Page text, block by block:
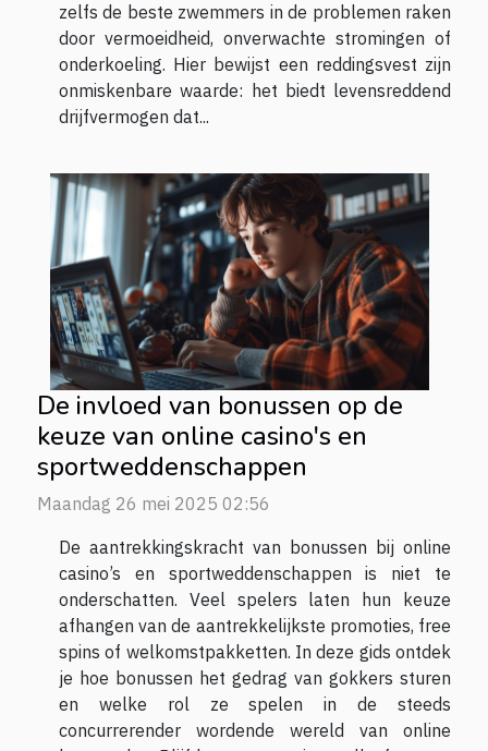
zelfs de beste zwemmers in de problemen raken
door vermoeidheid, onverwachte stromingen of
onderkoeling. Hier bewijst een reddingsvest zijn
onmiskenbare waarde: het biedt levensreddend
drijfvermogen dat...
De invloed van bonussen op de
keuze van online casino's en
sportweddenschappen
Maandag 26 mei 2025 02:56
De aantrekkingskracht van bonussen bij online
casino’s en sportweddenschappen is niet te
onderschatten. Veel spelers laten hun keuze
afhangen van de aantrekkelijkste promoties, free
spins of welkomstpakketten. In deze gids ontdek
je hoe bonussen het gedrag van gokkers sturen
en welke rol ze spelen in de steeds
concurrerender wordende wereld van online